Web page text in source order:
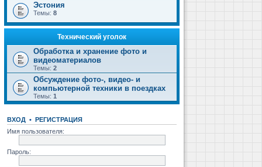
Эстония
Темы: 8
Технический уголок
Обработка и хранение фото и
видеоматериалов
Темы: 2
Обсуждение фото-, видео- и
компьютерной техники в поездках
Темы: 1
ВХОД • РЕГИСТРАЦИЯ
Имя пользователя:
Пароль: